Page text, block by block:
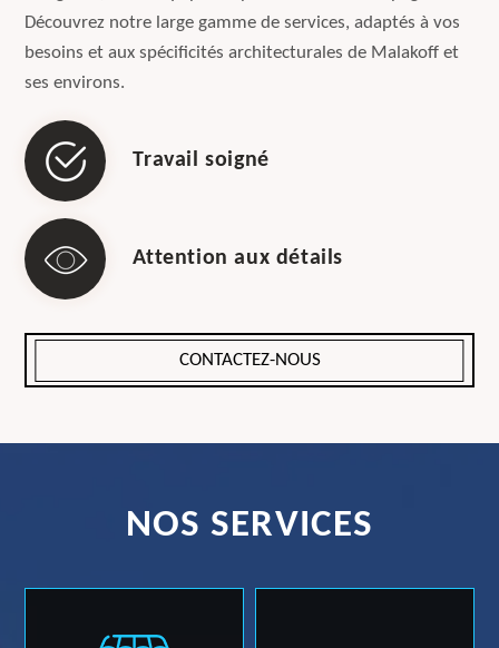
Découvrez notre large gamme de services, adaptés à vos
besoins et aux spécificités architecturales de Malakoff et
ses environs.
Travail soigné
Attention aux détails
CONTACTEZ-NOUS
NOS SERVICES